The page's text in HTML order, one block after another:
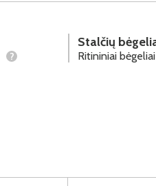
?
Stalčių
Ritininiai bėgeliai